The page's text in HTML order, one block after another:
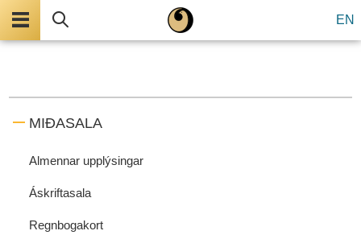
EN
MIÐASALA
Almennar upplýsingar
Áskriftasala
Regnbogakort